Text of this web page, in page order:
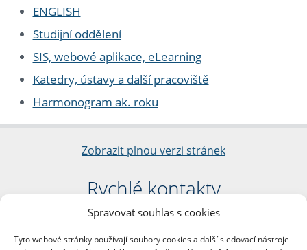
Spravovat souhlas s cookies
Tyto webové stránky používají soubory cookies a další sledovací nástroje
ENGLISH
Studijní oddělení
SIS, webové aplikace, eLearning
Katedry, ústavy a další pracoviště
Harmonogram ak. roku
Zobrazit plnou verzi stránek
Rychlé kontakty
Filozofická fakulta
nám. Jana Palacha 1/2